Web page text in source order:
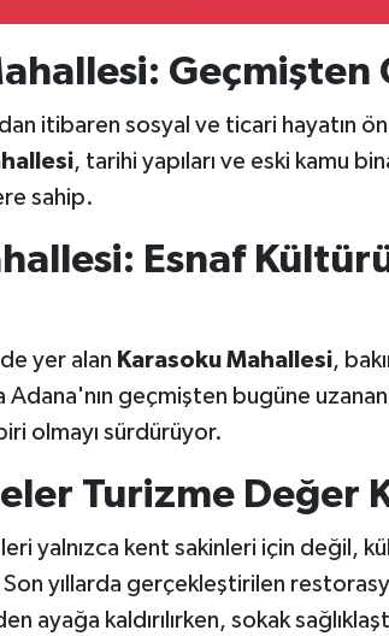
Geçmişten
itibaren sosyal ve ticari hayatın
, tarihi yapıları ve eski kamu
sahip.
Esnaf
yer alan Karasoku Mahallesi,
Adana'nın geçmişten bugüne
olmayı sürdürüyor.
Turizme Değer
yalnızca kent sakinleri için değil,
yıllarda gerçekleştirilen
ayağa kaldırılırken, sokak